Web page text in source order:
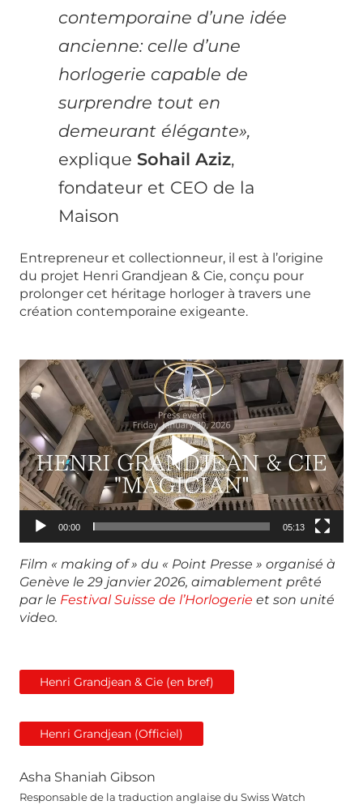
contemporaine d’une idée
ancienne: celle d’une
horlogerie capable de
surprendre tout en
demeurant élégante»,
explique Sohail Aziz,
fondateur et CEO de la
Maison
Entrepreneur et collectionneur, il est à l’origine
du projet Henri Grandjean & Cie, conçu pour
prolonger cet héritage horloger à travers une
création contemporaine exigeante.
Lecteur
vidéo
00:00 05:13
Film « making of » du « Point Presse » organisé à
Genève le 29 janvier 2026, aimablement prêté
par le Festival Suisse de l’Horlogerie et son unité
video.
Henri Grandjean & Cie (en bref)
Henri Grandjean (Officiel)
Asha Shaniah Gibson
Responsable de la traduction anglaise du Swiss Watch